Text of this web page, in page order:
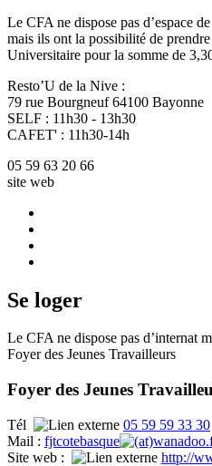
Le CFA ne dispose pas d’espace
mais ils ont la possibilité de
Universitaire pour la somme de
Resto’U de la Nive :
79 rue Bourgneuf 64100 Bayonne
SELF : 11h30 - 13h30
CAFET' : 11h30-14h
05 59 63 20 66
site web
Se loger
Le CFA ne dispose pas d’internat
Foyer des Jeunes Travailleurs
Foyer des Jeunes
Tél
05 59 59 33 30
Mail : fjtcotebasque
Site web :
http://